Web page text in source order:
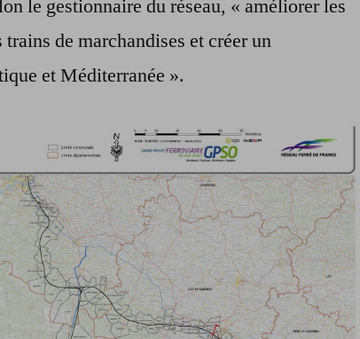
le gestionnaire du réseau, « améliorer les
de marchandises et créer un
et Méditerranée ».